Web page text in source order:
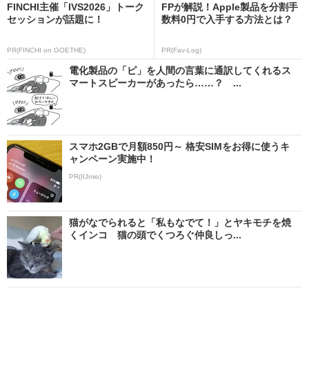
FINCHI主催「IVS2026」トーク
セッションが話題に！
PR(FINCHI on GOETHE)
FPが解説！Apple製品を分割手
数料0円で入手する方法とは？
PR(Fav-Log)
電化製品の「ピ」を人間の言葉に通訳してくれるス
マートスピーカーがあったら……？ ...
スマホ2GBで月額850円～ 格安SIMをお得に使うキ
ャンペーン実施中！
PR(IIJmio)
猫がなでられると「私もなでて！」とヤキモチを焼
くインコ 猫の頭でくつろぐ仲良しっ...